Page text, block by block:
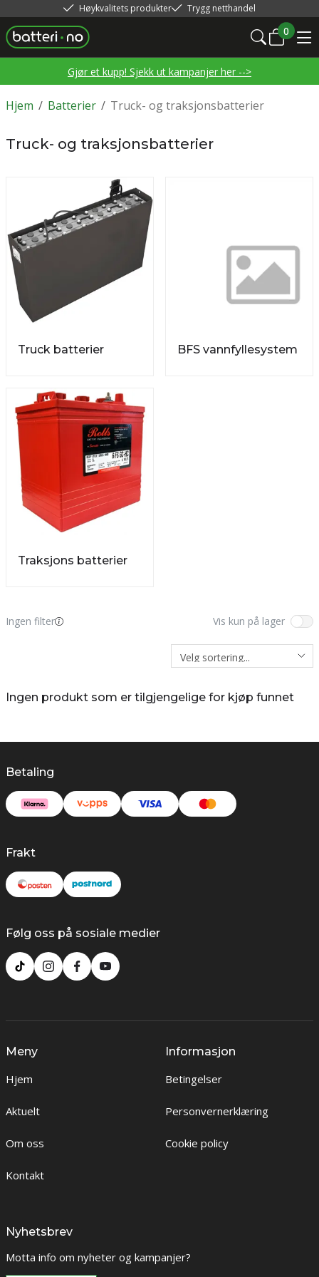
Høykvalitets produkter Trygg netthandel
0
Gjør et kupp! Sjekk ut kampanjer her -->
/
Hjem /
Batterier Truck- og traksjonsbatterier
Truck- og traksjonsbatterier
Truck batterier BFS vannfyllesystem
Traksjons batterier
Ingen filter Vis kun på lager
Ingen produkt som er tilgjengelige for kjøp funnet
Betaling
Frakt
Følg oss på sosiale medier
Meny
Hjem
Aktuelt
Om oss
Kontakt
Informasjon
Betingelser
Personvernerklæring
Cookie policy
Nyhetsbrev
Motta info om nyheter og kampanjer?